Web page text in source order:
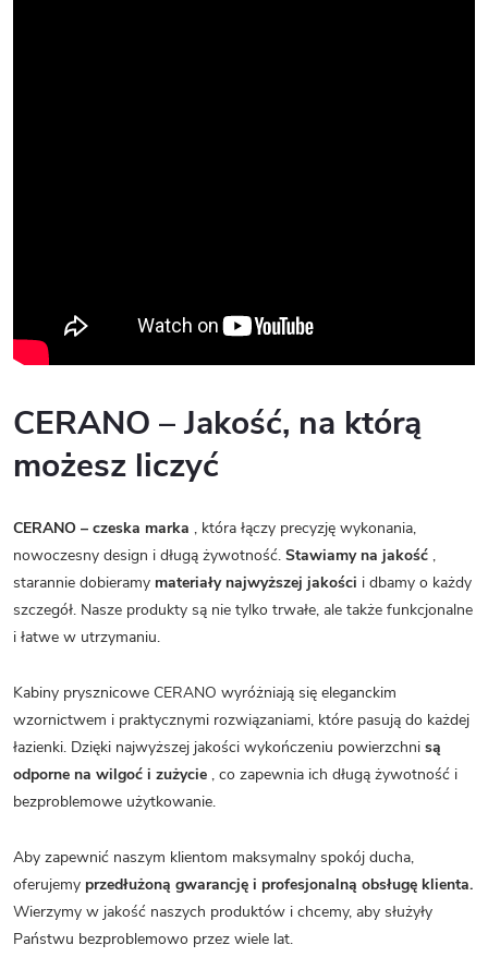
CERANO – Jakość, na którą
możesz liczyć
CERANO – czeska marka , która łączy precyzję wykonania,
nowoczesny design i długą żywotność. Stawiamy na jakość ,
starannie dobieramy materiały najwyższej jakości i dbamy o każdy
szczegół. Nasze produkty są nie tylko trwałe, ale także funkcjonalne
i łatwe w utrzymaniu.
Kabiny prysznicowe CERANO wyróżniają się eleganckim
wzornictwem i praktycznymi rozwiązaniami, które pasują do każdej
łazienki. Dzięki najwyższej jakości wykończeniu powierzchni są
odporne na wilgoć i zużycie , co zapewnia ich długą żywotność i
bezproblemowe użytkowanie.
Aby zapewnić naszym klientom maksymalny spokój ducha,
oferujemy przedłużoną gwarancję i profesjonalną obsługę klienta.
Wierzymy w jakość naszych produktów i chcemy, aby służyły
Państwu bezproblemowo przez wiele lat.